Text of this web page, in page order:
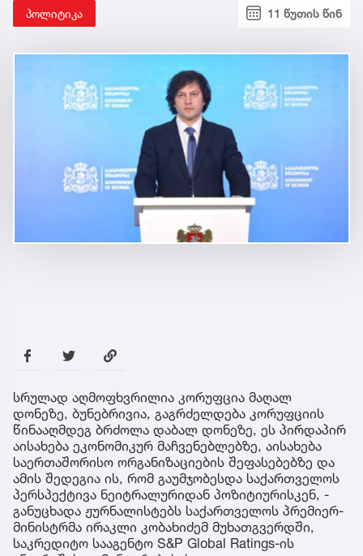
პოლიტიკა 11 წუთის წინ
სრულად აღმოფხვრილია კორუფცია მაღალ
დონეზე, ბუნებრივია, გაგრძელდება კორუფციის
წინააღმდეგ ბრძოლა დაბალ დონეზე, ეს პირდაპირ
აისახება ეკონომიკურ მაჩვენებლებზე, აისახება
საერთაშორისო ორგანიზაციების შეფასებებზე და
ამის შედეგია ის, რომ გაუმჯობესდა საქართველოს
პერსპექტივა ნეიტრალურიდან პოზიტიურისკენ, -
განუცხადა ჟურნალისტებს საქართველოს პრემიერ-
მინისტრმა ირაკლი კობახიძემ მუხათგვერდში,
საკრედიტო სააგენტო S&P Global Ratings-ის